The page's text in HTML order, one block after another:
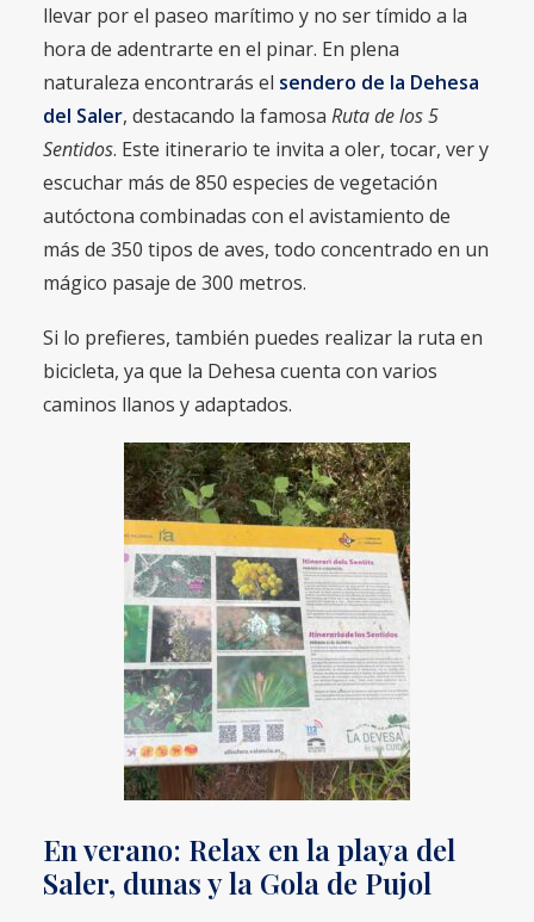
llevar por el paseo marítimo y no ser tímido a la
hora de adentrarte en el pinar. En plena
naturaleza encontrarás el sendero de la Dehesa
del Saler, destacando la famosa Ruta de los 5
Sentidos. Este itinerario te invita a oler, tocar, ver y
escuchar más de 850 especies de vegetación
autóctona combinadas con el avistamiento de
más de 350 tipos de aves, todo concentrado en un
mágico pasaje de 300 metros.
Si lo prefieres, también puedes realizar la ruta en
bicicleta, ya que la Dehesa cuenta con varios
caminos llanos y adaptados.
En verano: Relax en la playa del
Saler, dunas y la Gola de Pujol